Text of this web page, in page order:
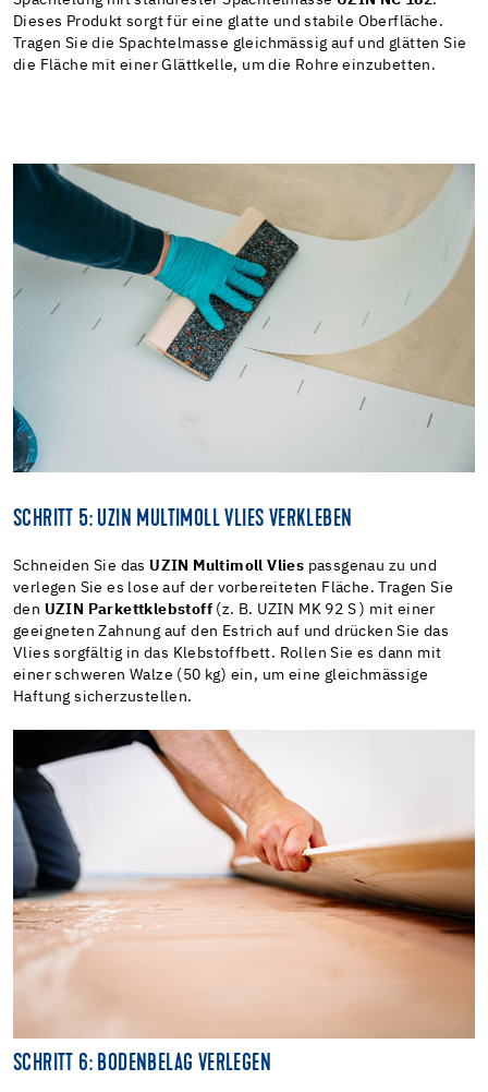
Dieses Produkt sorgt für eine glatte und stabile Oberfläche.
Tragen Sie die Spachtelmasse gleichmässig auf und glätten Sie
die Fläche mit einer Glättkelle, um die Rohre einzubetten.
SCHRITT 5: UZIN MULTIMOLL VLIES VERKLEBEN
Schneiden Sie das UZIN Multimoll Vlies passgenau zu und
verlegen Sie es lose auf der vorbereiteten Fläche. Tragen Sie
den UZIN Parkettklebstoff (z. B. UZIN MK 92 S ) mit einer
geeigneten Zahnung auf den Estrich auf und drücken Sie das
Vlies sorgfältig in das Klebstoffbett. Rollen Sie es dann mit
einer schweren Walze (50 kg) ein, um eine gleichmässige
Haftung sicherzustellen.
SCHRITT 6: BODENBELAG VERLEGEN